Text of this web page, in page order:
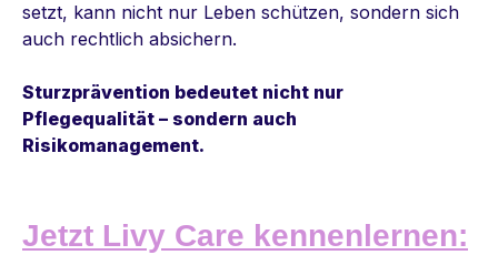
setzt, kann nicht nur Leben schützen, sondern sich
auch rechtlich absichern.
Sturzprävention bedeutet nicht nur
Pflegequalität – sondern auch
Risikomanagement.
Jetzt Livy Care kennenlernen: